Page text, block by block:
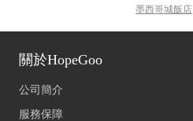
墨西哥城飯店
關於HopeGoo
公司簡介
服務保障